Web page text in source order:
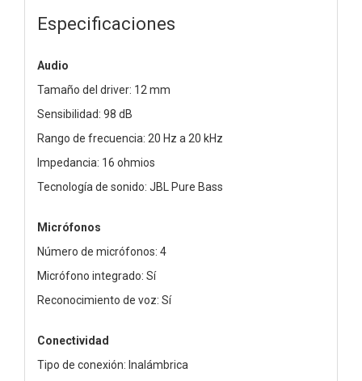
Especificaciones
Audio
Tamaño del driver: 12 mm
Sensibilidad: 98 dB
Rango de frecuencia: 20 Hz a 20 kHz
Impedancia: 16 ohmios
Tecnología de sonido: JBL Pure Bass
Micrófonos
Número de micrófonos: 4
Micrófono integrado: Sí
Reconocimiento de voz: Sí
Conectividad
Tipo de conexión: Inalámbrica